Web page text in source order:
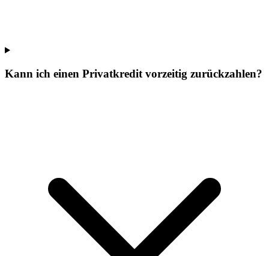
Kann ich einen Privatkredit vorzeitig zurückzahlen?